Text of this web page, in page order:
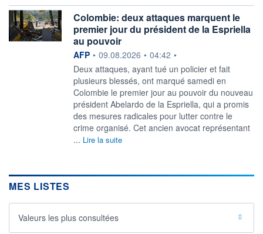
Colombie: deux attaques marquent le
premier jour du président de la Espriella
au pouvoir
information fournie par
AFP • 09.08.2026 • 04:42 •
Deux attaques, ayant tué un policier et fait
plusieurs blessés, ont marqué samedi en
Colombie le premier jour au pouvoir du nouveau
président Abelardo de la Espriella, qui a promis
des mesures radicales pour lutter contre le
crime organisé. Cet ancien avocat représentant
... Lire la suite
MES LISTES
Valeurs les plus consultées